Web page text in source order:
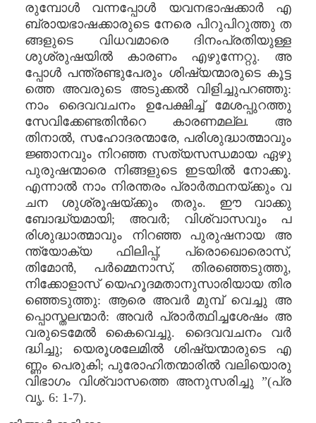
രുമ്പോൾ വന്നപ്പോൾ യവനഭാഷക്കാർ എ
ബ്രായഭാഷക്കാരുടെ നേരെ പിറുപിറുത്തു ത
ങ്ങളുടെ വിധവമാരെ ദിനംപ്രതിയുള്ള
ശുശ്രുഷയിൽ കാരണം എഴുന്നേറ്റു. അ
പ്പോൾ പന്ത്രണ്ടുപേരും ശിഷ്യന്മാരുടെ കൂട്ട
ത്തെ അവരുടെ അടുക്കൽ വിളിച്ചുപറഞ്ഞു:
നാം ദൈവവചനം ഉപേക്ഷിച്ച് മേശപ്പുറത്തു
സേവിക്കേണ്ടതിൻറെ കാരണമല്ല. അ
തിനാൽ, സഹോദരന്മാരേ, പരിശുദ്ധാത്മാവും
ജ്ഞാനവും നിറഞ്ഞ സത്യസന്ധമായ ഏഴു
പുരുഷന്മാരെ നിങ്ങളുടെ ഇടയിൽ നോക്കൂ.
എന്നാൽ നാം നിരന്തരം പ്രാർത്ഥനയ്ക്കും വ
ചന ശുശ്രൂഷയ്ക്കും തരും. ഈ വാക്കു
ബോദ്ധ്യമായി; അവർ; വിശ്വാസവും പ
രിശുദ്ധാത്മാവും നിറഞ്ഞ പുരുഷനായ അ
ന്ത്യോക്യ ഫിലിപ്പ്, പ്രൊഖൊരൊസ്,
തിമോൻ, പർമ്മെനാസ്, തിരഞ്ഞെടുത്തു,
നിക്കോളാസ് യെഹൂദമതാനുസാരിയായ തിര
ഞ്ഞെടുത്തു: ആരെ അവർ മുമ്പ് വെച്ചു അ
പ്പൊസ്തലന്മാർ: അവർ പ്രാർത്ഥിച്ചശേഷം അ
വരുടെമേൽ കൈവെച്ചു. ദൈവവചനം വർ
ദ്ധിച്ചു; യെരൂശലേമിൽ ശിഷ്യന്മാരുടെ എ
ണ്ണം പെരുകി; പുരോഹിതന്മാരിൽ വലിയൊരു
വിഭാഗം വിശ്വാസത്തെ അനുസരിച്ചു ”(പ്ര
വൃ. 6: 1-7).